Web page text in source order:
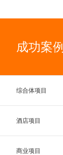
综合体项目
酒店项目
商业项目
成功案例